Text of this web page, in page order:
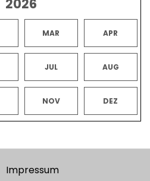
2026
MAR APR
JUL AUG
NOV DEZ
Impressum